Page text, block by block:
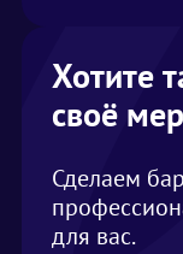
Хотите
своё
Сделаем
для вас.